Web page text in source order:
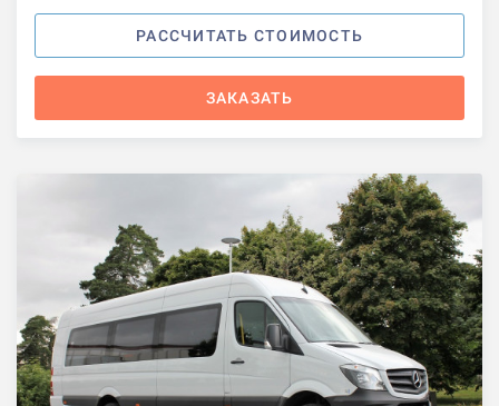
РАССЧИТАТЬ СТОИМОСТЬ
ЗАКАЗАТЬ